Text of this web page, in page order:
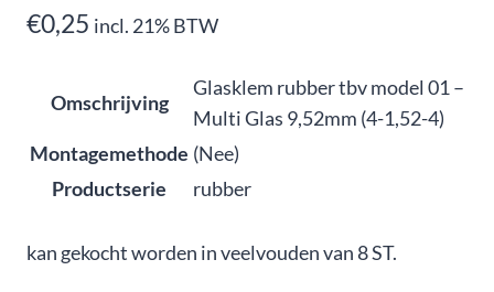
€0,25 incl. 21% BTW
Omschrijving
Glasklem rubber tbv model 01 –
Multi Glas 9,52mm (4-1,52-4)
Montagemethode (Nee)
Productserie
rubber
kan gekocht worden in veelvouden van 8 ST.